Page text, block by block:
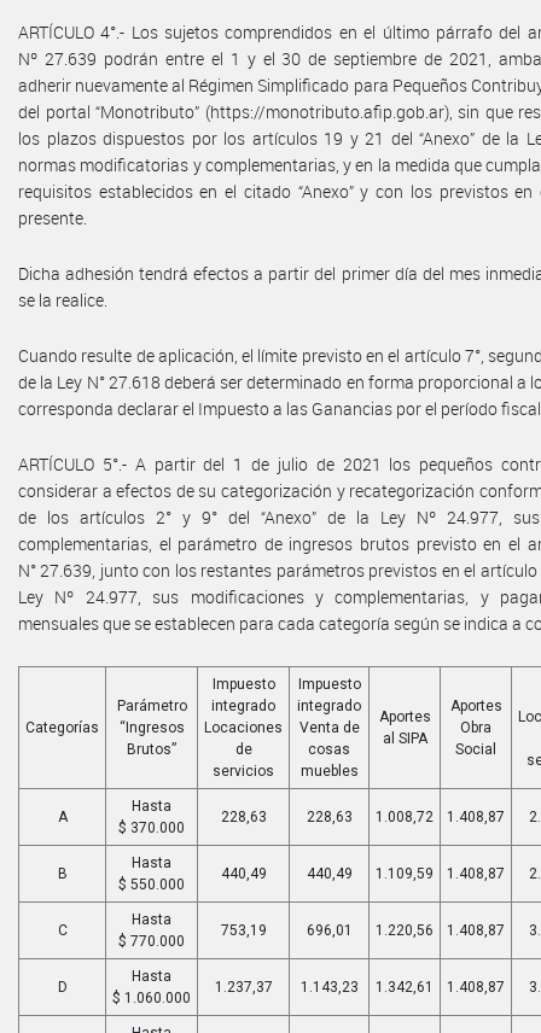
ARTÍCULO 4°.- Los sujetos comprendidos en el último párrafo del
Nº 27.639 podrán entre el 1 y el 30 de septiembre de 2021,
adherir nuevamente al Régimen Simplificado para Pequeños
del portal “Monotributo” (https://monotributo.afip.gob.ar), sin que
los plazos dispuestos por los artículos 19 y 21 del “Anexo” de la
normas modificatorias y complementarias, y en la medida que
requisitos establecidos en el citado “Anexo” y con los previstos
presente.
Dicha adhesión tendrá efectos a partir del primer día del mes
se la realice.
Cuando resulte de aplicación, el límite previsto en el artículo 7°,
de la Ley N° 27.618 deberá ser determinado en forma proporcional a
corresponda declarar el Impuesto a las Ganancias por el período
ARTÍCULO 5°.- A partir del 1 de julio de 2021 los pequeños
considerar a efectos de su categorización y recategorización
de los artículos 2° y 9° del “Anexo” de la Ley Nº 24.977,
complementarias, el parámetro de ingresos brutos previsto en el
N° 27.639, junto con los restantes parámetros previstos en el artículo
Ley Nº 24.977, sus modificaciones y complementarias, y
mensuales que se establecen para cada categoría según se indica a
Categorías
Parámetro
“Ingresos
Brutos”
Impuesto
integrado
Locaciones
de
servicios
Impuesto
integrado
Venta de
cosas
muebles
Aportes
al SIPA
Aportes
Obra
Social
A
Hasta
$ 370.000
228,63 228,63 1.008,72 1.408,87
B
Hasta
$ 550.000
440,49 440,49 1.109,59 1.408,87
C
Hasta
$ 770.000
753,19 696,01 1.220,56 1.408,87
D
Hasta
$ 1.060.000
1.237,37 1.143,23 1.342,61 1.408,87